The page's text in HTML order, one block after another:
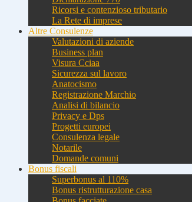
Ricorsi e contenzioso tributario
La Rete di imprese
Altre Consulenze
Valutazioni di aziende
Business plan
Visura Cciaa
Sicurezza sul lavoro
Anatocismo
Registrazione Marchio
Analisi di bilancio
Privacy e Dps
Progetti europei
Consulenza legale
Notarile
Domande comuni
Bonus fiscali
Superbonus al 110%
Bonus ristrutturazione casa